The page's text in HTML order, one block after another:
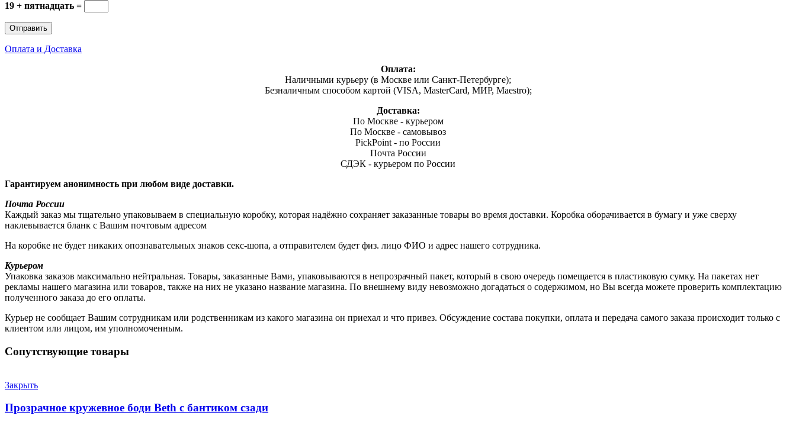
19 + пятнадцать =
Оплата и Доставка
Оплата:
Наличными курьеру (в Москве или Санкт-Петербурге);
Безналичным способом картой (VISA, MasterCard, МИР, Maestro);
Доставка:
По Москве - курьером
По Москве - самовывоз
PickPoint - по России
Почта России
СДЭК - курьером по России
Гарантируем анонимность при любом виде доставки.
Почта России
Каждый заказ мы тщательно упаковываем в специальную коробку, которая надёжно сохраняет заказанные товары во время доставки. Коробка оборачивается в бумагу и уже сверху
наклевывается бланк с Вашим почтовым адресом
На коробке не будет никаких опознавательных знаков секс-шопа, а отправителем будет физ. лицо ФИО и адрес нашего сотрудника.
Курьером
Упаковка заказов максимально нейтральная. Товары, заказанные Вами, упаковываются в непрозрачный пакет, который в свою очередь помещается в пластиковую сумку. На пакетах нет
рекламы нашего магазина или товаров, также на них не указано название магазина. По внешнему виду невозможно догадаться о содержимом, но Вы всегда можете проверить комплектацию
полученного заказа до его оплаты.
Курьер не сообщает Вашим сотрудникам или родственникам из какого магазина он приехал и что привез. Обсуждение состава покупки, оплата и передача самого заказа происходит только с
клиентом или лицом, им уполномоченным.
Сопутствующие товары
Закрыть
Прозрачное кружевное боди Beth с бантиком сзади